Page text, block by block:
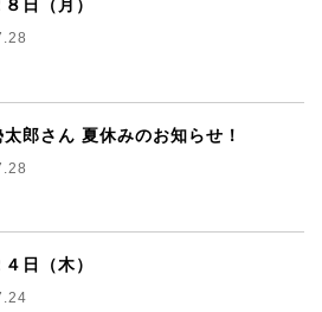
日（月）
郎さん 夏休みのお知らせ！
日（木）